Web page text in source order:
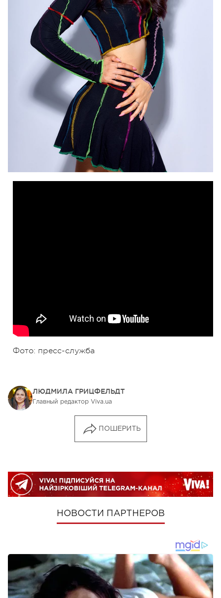
Фото: пресс-служба
ЛЮДМИЛА ГРИЦФЕЛЬДТ
Главный редактор Viva.ua
ПОШЕРИТЬ
НОВОСТИ ПАРТНЕРОВ